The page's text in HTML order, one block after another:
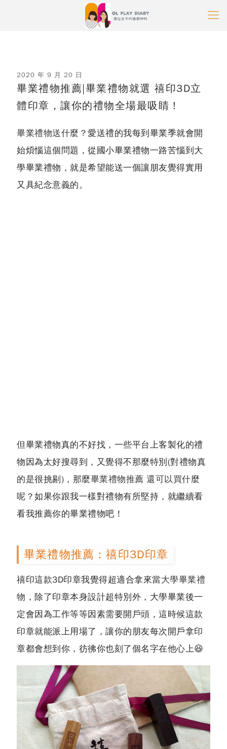
2020 年 9 月 20 日
畢業禮物推薦|畢業禮物就選 禧印3D立
體印章，讓你的禮物全場最吸睛！
畢業禮物送什麼？愛送禮的我每到畢業季就會開
始煩惱這個問題，從國小畢業禮物一路苦惱到大
學畢業禮物，就是希望能送一個讓朋友覺得實用
又具紀念意義的。
但畢業禮物真的不好找，一些平台上客製化的禮
物因為太好搜尋到，又覺得不那麼特別(對禮物真
的是很挑剔)，那麼畢業禮物推薦 還可以買什麼
呢？如果你跟我一樣對禮物有所堅持，就繼續看
看我推薦你的畢業禮物吧！
畢業禮物推薦：禧印3D印章
禧印這款3D印章我覺得超適合拿來當大學畢業禮
物 ，除了印章本身設計超特別外，大學畢業後一
定會因為工作等等因素需要開戶頭，這時候這款
印章就能派上用場了，讓你的朋友每次開戶拿印
章都會想到你，彷彿你也刻了個名字在他心上😆